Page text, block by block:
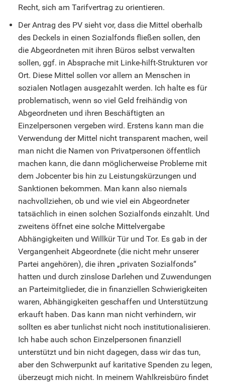
Recht, sich am Tarifvertrag zu orientieren.
Der Antrag des PV sieht vor, dass die Mittel oberhalb
des Deckels in einen Sozialfonds fließen sollen, den
die Abgeordneten mit ihren Büros selbst verwalten
sollen, ggf. in Absprache mit Linke-hilft-Strukturen vor
Ort. Diese Mittel sollen vor allem an Menschen in
sozialen Notlagen ausgezahlt werden. Ich halte es für
problematisch, wenn so viel Geld freihändig von
Abgeordneten und ihren Beschäftigten an
Einzelpersonen vergeben wird. Erstens kann man die
Verwendung der Mittel nicht transparent machen, weil
man nicht die Namen von Privatpersonen öffentlich
machen kann, die dann möglicherweise Probleme mit
dem Jobcenter bis hin zu Leistungskürzungen und
Sanktionen bekommen. Man kann also niemals
nachvollziehen, ob und wie viel ein Abgeordneter
tatsächlich in einen solchen Sozialfonds einzahlt. Und
zweitens öffnet eine solche Mittelvergabe
Abhängigkeiten und Willkür Tür und Tor. Es gab in der
Vergangenheit Abgeordnete (die nicht mehr unserer
Partei angehören), die ihren „privaten Sozialfonds“
hatten und durch zinslose Darlehen und Zuwendungen
an Parteimitglieder, die in finanziellen Schwierigkeiten
waren, Abhängigkeiten geschaffen und Unterstützung
erkauft haben. Das kann man nicht verhindern, wir
sollten es aber tunlichst nicht noch institutionalisieren.
Ich habe auch schon Einzelpersonen finanziell
unterstützt und bin nicht dagegen, dass wir das tun,
aber den Schwerpunkt auf karitative Spenden zu legen,
überzeugt mich nicht. In meinem Wahlkreisbüro findet